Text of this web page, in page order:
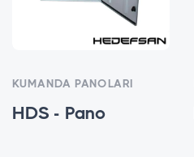
KUMANDA PANOLARI
HDS - Pano